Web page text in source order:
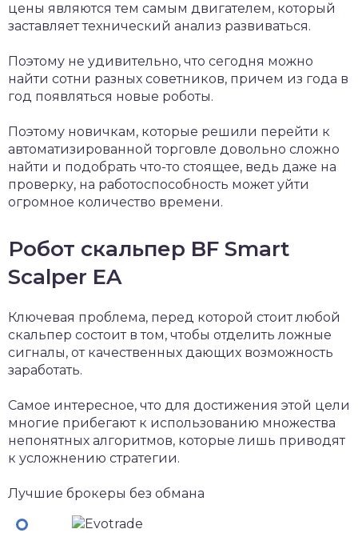
цены являются тем самым двигателем, который
заставляет технический анализ развиваться.
Поэтому не удивительно, что сегодня можно
найти сотни разных советников, причем из года в
год появляться новые роботы.
Поэтому новичкам, которые решили перейти к
автоматизированной торговле довольно сложно
найти и подобрать что-то стоящее, ведь даже на
проверку, на работоспособность может уйти
огромное количество времени.
Робот скальпер BF Smart
Scalper EA
Ключевая проблема, перед которой стоит любой
скальпер состоит в том, чтобы отделить ложные
сигналы, от качественных дающих возможность
заработать.
Самое интересное, что для достижения этой цели
многие прибегают к использованию множества
непонятных алгоритмов, которые лишь приводят
к усложнению стратегии.
Лучшие брокеры без обмана